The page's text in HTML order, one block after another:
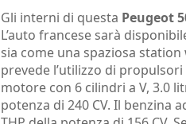
Gli interni di questa Peugeot
L’auto francese sarà
sia come una spaziosa
prevede l’utilizzo di
motore con 6 cilindri a V, 3.0
potenza di 240 CV. Il benzina